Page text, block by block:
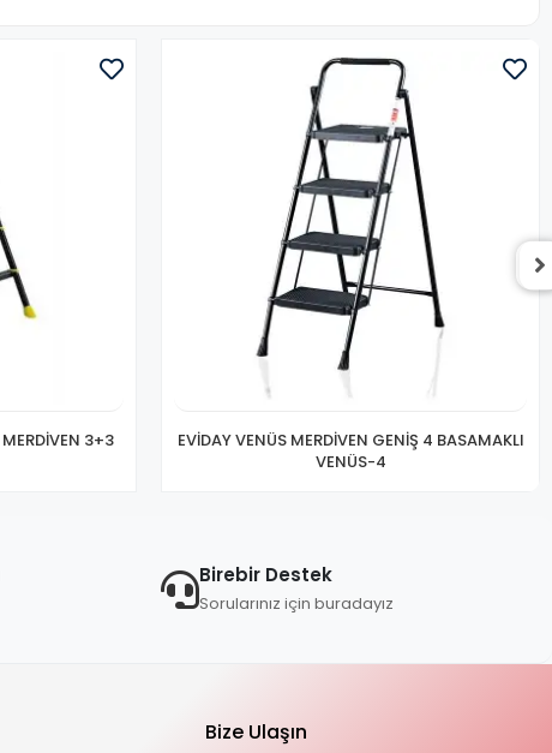
3+3
EVİDAY VENÜS MERDİVEN GENİŞ 4 BASAMAKLI
VENÜS-4
Birebir Destek
Sorularınız için buradayız
Bize Ulaşın